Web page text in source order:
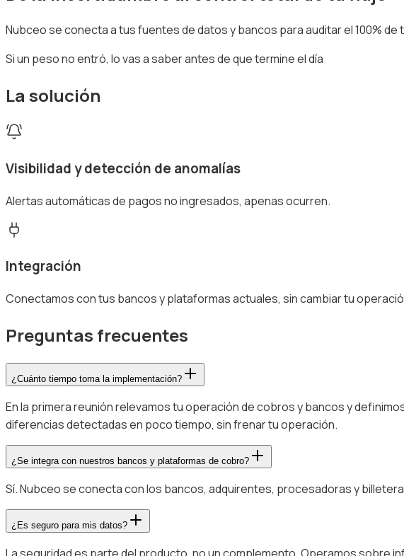
Nubceo se conecta a tus fuentes de datos y bancos para auditar el100%
Si un peso no entró, lo vas a saber antes de que termine el día
La solución
Visibilidad y detección de anomalías
Alertas automáticas de pagos no ingresados, apenas ocurren.
Integración
Conectamos con tus bancos y plataformas actuales, sin cambiar tu
Preguntas frecuentes
¿Cuánto tiempo toma la implementación?
En la primera reunión relevamos tu operación de cobros y bancos y
diferencias detectadas en poco tiempo, sin frenar tu operación.
¿Se integra con nuestros bancos y plataformas de cobro?
Sí. Nubceo se conecta con los bancos, adquirentes, procesadoras y
¿Es seguro para mis datos?